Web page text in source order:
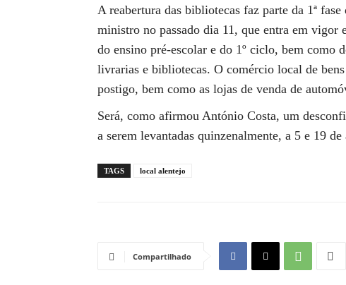
A reabertura das bibliotecas faz parte da 1ª
ministro no passado dia 11, que entra em vigor
do ensino pré-escolar e do 1º ciclo, bem como
livrarias e bibliotecas. O comércio local de
postigo, bem como as lojas de venda de
Será, como afirmou António Costa, um
a serem levantadas quinzenalmente, a 5 e 19
TAGS local alentejo
Compartilhado